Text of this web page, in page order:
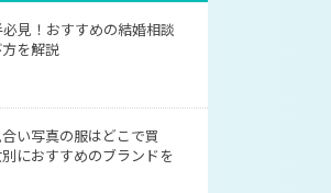
見！おすすめの結婚相談
を解説
い写真の服はどこで買
におすすめのブランドを